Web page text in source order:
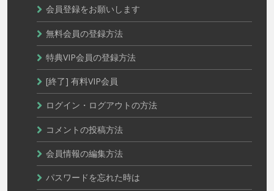
会員登録をお願いします
無料会員の登録方法
特典VIP会員の登録方法
[終了] 有料VIP会員
ログイン・ログアウトの方法
コメントの投稿方法
会員情報の編集方法
パスワードを忘れた時は